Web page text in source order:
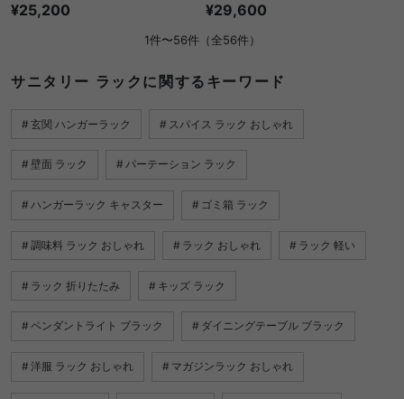
¥25,200 ¥29,600
1件〜56件（全56件）
サニタリー ラックに関するキーワード
玄関 ハンガーラック スパイス ラック おしゃれ
壁面 ラック パーテーション ラック
ハンガーラック キャスター ゴミ箱 ラック
調味料 ラック おしゃれ ラック おしゃれ ラック 軽い
ラック 折りたたみ キッズ ラック
ペンダントライト ブラック ダイニングテーブル ブラック
洋服 ラック おしゃれ マガジンラック おしゃれ